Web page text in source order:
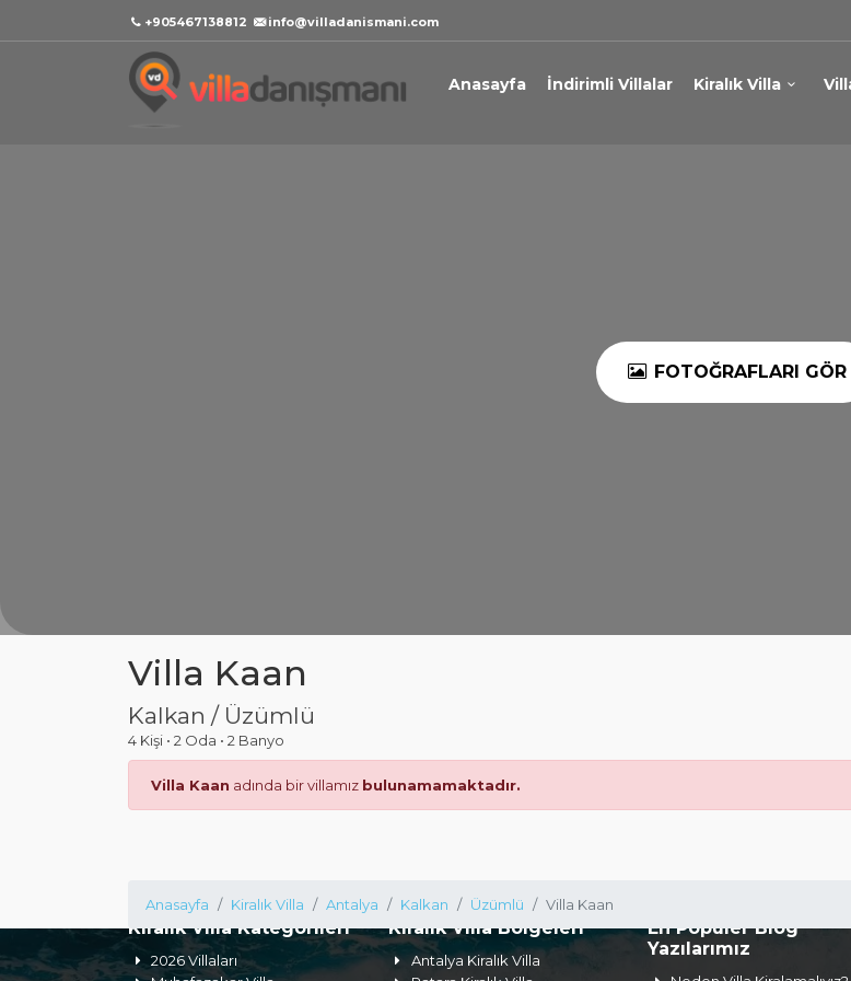
+905467138812 info@villadanismani.com
Anasayfa İndirimli Villalar Kiralık Villa
FOTOĞRAFLARI GÖR
Villa Kaan
Kalkan / Üzümlü
4 Kişi • 2 Oda • 2 Banyo
Villa Kaan adında bir villamız bulunamamaktadır.
Anasayfa Kiralık Villa Antalya Kalkan Üzümlü Villa Kaan
Kiralık Villa Kategorileri
2026 Villaları
Kiralık Villa Bölgeleri
Antalya Kiralık Villa
En Popüler Blog
Yazılarımız